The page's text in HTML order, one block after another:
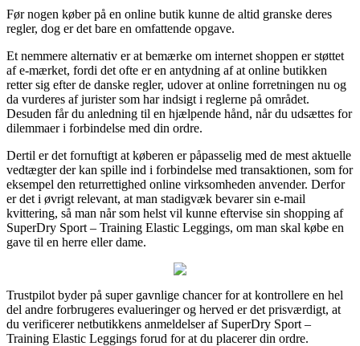
Før nogen køber på en online butik kunne de altid granske deres
regler, dog er det bare en omfattende opgave.
Et nemmere alternativ er at bemærke om internet shoppen er støttet
af e-mærket, fordi det ofte er en antydning af at online butikken
retter sig efter de danske regler, udover at online forretningen nu og
da vurderes af jurister som har indsigt i reglerne på området.
Desuden får du anledning til en hjælpende hånd, når du udsættes for
dilemmaer i forbindelse med din ordre.
Dertil er det fornuftigt at køberen er påpasselig med de mest aktuelle
vedtægter der kan spille ind i forbindelse med transaktionen, som for
eksempel den returrettighed online virksomheden anvender. Derfor
er det i øvrigt relevant, at man stadigvæk bevarer sin e-mail
kvittering, så man når som helst vil kunne eftervise sin shopping af
SuperDry Sport – Training Elastic Leggings, om man skal købe en
gave til en herre eller dame.
Trustpilot byder på super gavnlige chancer for at kontrollere en hel
del andre forbrugeres evalueringer og herved er det prisværdigt, at
du verificerer netbutikkens anmeldelser af SuperDry Sport –
Training Elastic Leggings forud for at du placerer din ordre.